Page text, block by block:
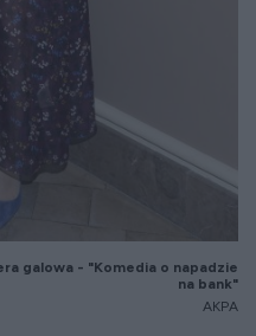
galowa - "Komedia o napadzie
na bank"
AKPA